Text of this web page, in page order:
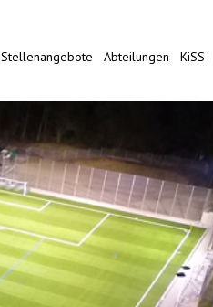
Stellenangebote Abteilungen KiSS